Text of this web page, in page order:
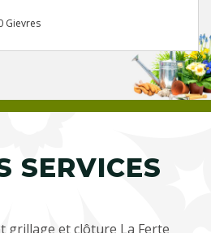
Gievres
SERVICES
grillage et clôture La Ferte